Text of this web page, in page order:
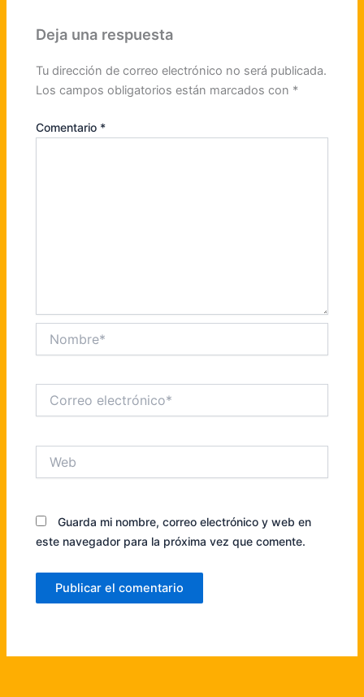
Deja una respuesta
Tu dirección de correo electrónico no será publicada.
Los campos obligatorios están marcados con *
Comentario *
electrónico*
Guarda mi nombre, correo electrónico y web en
este navegador para la próxima vez que comente.